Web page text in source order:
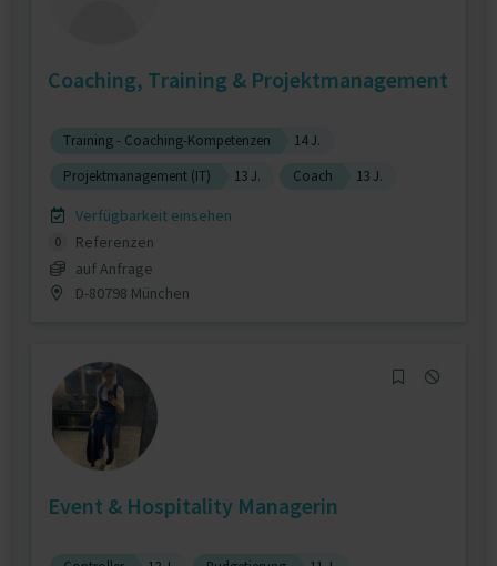
Coaching, Training & Projektmanagement
Training - Coaching-Kompetenzen
14 J.
Projektmanagement (IT)
13 J. Coach 13 J.
Verfügbarkeit einsehen
0
Referenzen
auf Anfrage
D-80798 München
Event & Hospitality Managerin